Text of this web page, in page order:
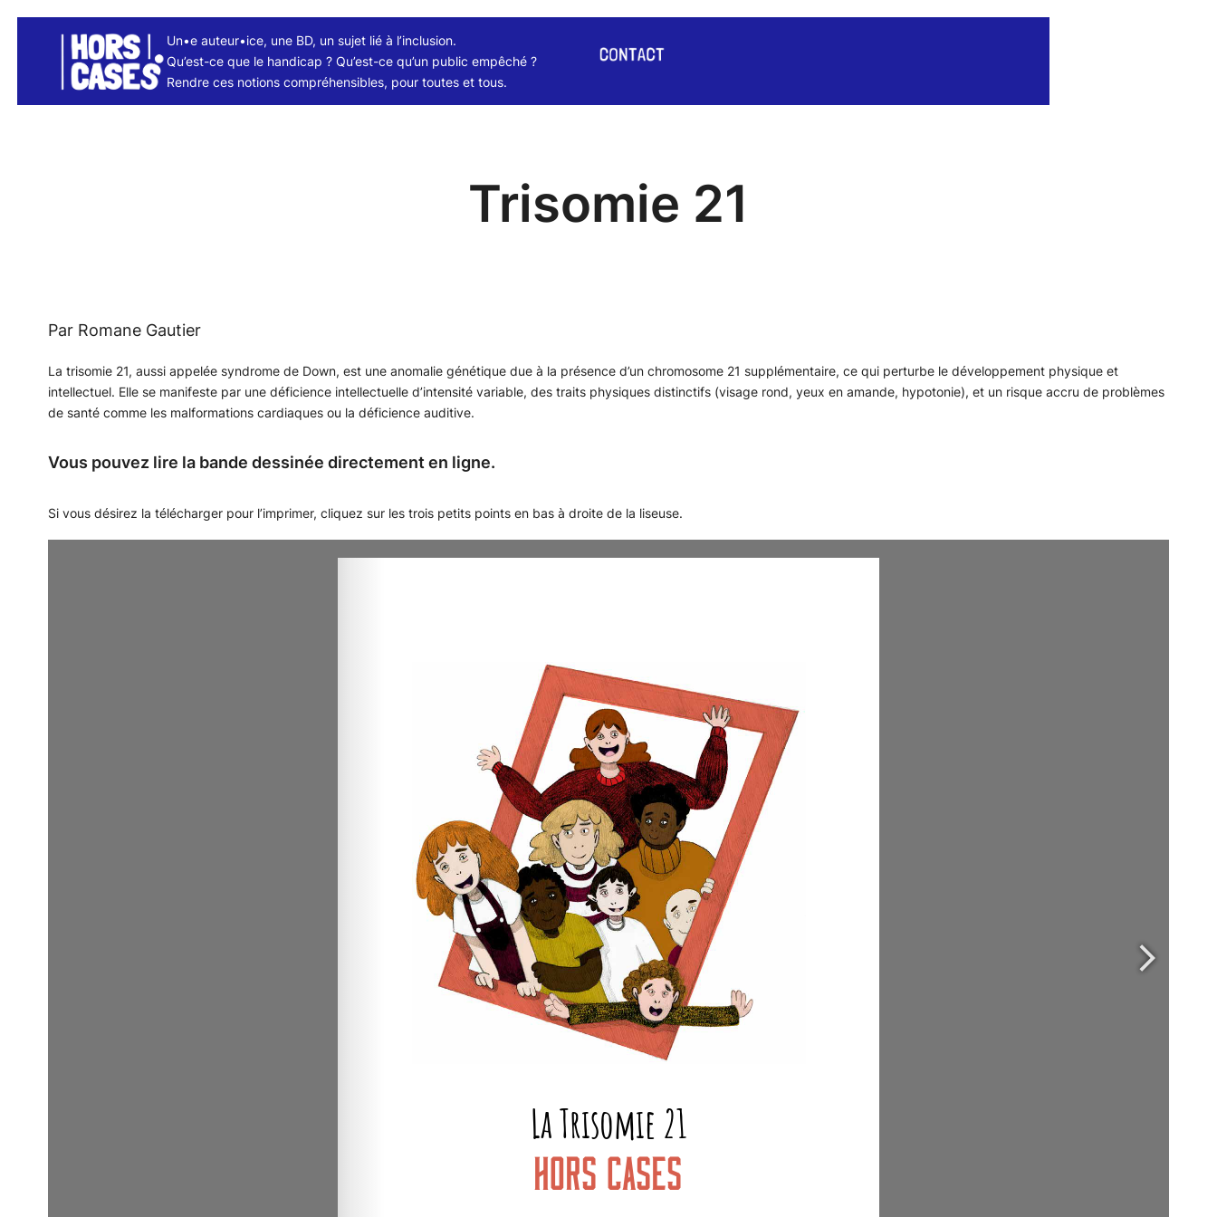
Aller
Un•e auteur•ice, une BD, un sujet lié à l’inclusion.
Qu’est-ce que le handicap ? Qu’est-ce qu’un public empêché ?
Rendre ces notions compréhensibles, pour toutes et tous.
Trisomie 21
Par Romane Gautier
La trisomie 21, aussi appelée syndrome de Down, est une anomalie génétique due à la présence d’un chromosome 21 supplémentaire, ce qui perturbe le développement physique et
intellectuel. Elle se manifeste par une déficience intellectuelle d’intensité variable, des traits physiques distinctifs (visage rond, yeux en amande, hypotonie), et un risque accru de problèmes
de santé comme les malformations cardiaques ou la déficience auditive.
Vous pouvez lire la bande dessinée directement en ligne.
Si vous désirez la télécharger pour l’imprimer, cliquez sur les trois petits points en bas à droite de la liseuse.